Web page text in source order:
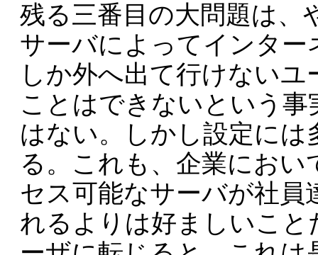
残る三番目の大問題は
サーバによってインタ
しか外へ出て行けない
ことはできないという
はない。しかし設定に
る。これも、企業にお
セス可能なサーバが社員
れるよりは好ましいこ